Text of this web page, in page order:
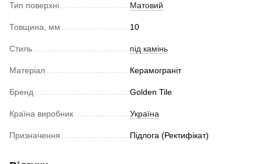
Тип поверхні Матовий
Товщина, мм 10
Стиль під камінь
Матеріал Керамограніт
Бренд Golden Tile
Країна виробник Україна
Призначення Підлога (Ректифікат)